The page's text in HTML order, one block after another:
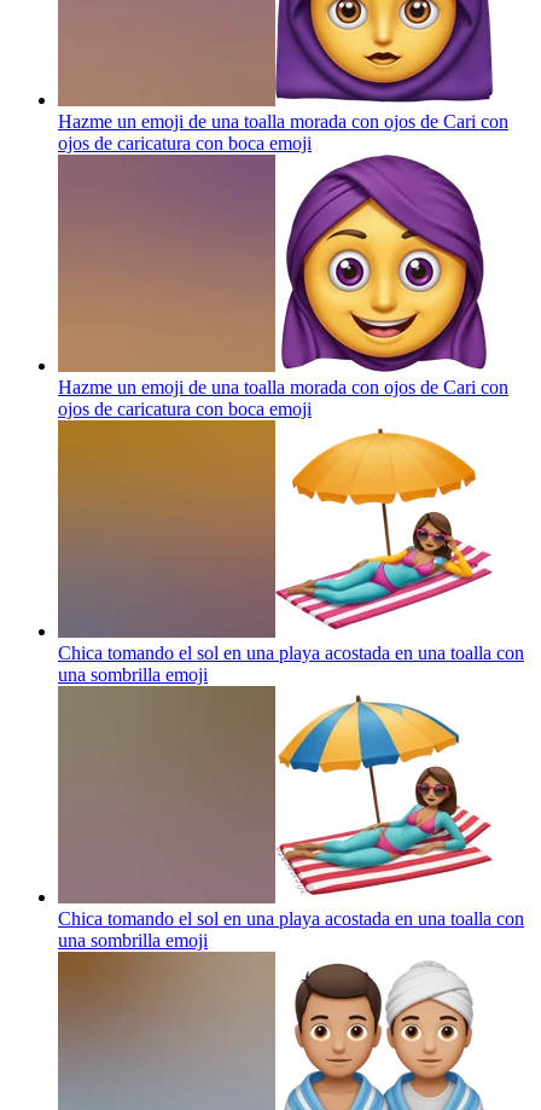
Hazme un emoji de una toalla morada con ojos de Cari con
ojos de caricatura con boca emoji
Hazme un emoji de una toalla morada con ojos de Cari con
ojos de caricatura con boca emoji
Chica tomando el sol en una playa acostada en una toalla con
una sombrilla emoji
Chica tomando el sol en una playa acostada en una toalla con
una sombrilla emoji